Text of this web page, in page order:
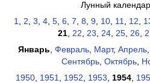
Лунный
1, 2, 3, 4, 5, 6, 7, 8, 9, 10, 11, 12,
21, 22, 23, 24, 25, 26,
Январь Февраль, Март, Апрель,
Сентябрь Октябрь
1950 1951 1952 1953 1954